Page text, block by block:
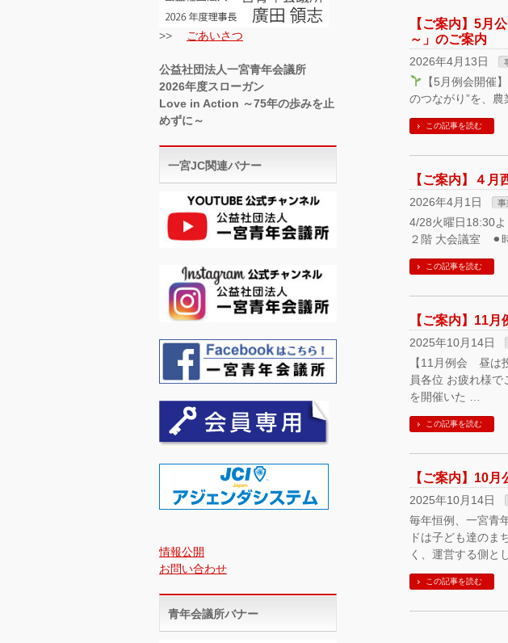
【ご案内】5月
～」のご案内
2026年4月13日
【5月例会開催】
のつながり”を、
この記事を読む
【ご案内】４月
2026年4月1日 事
4/28火曜日18:30
２階 大会議室 ⚫︎
この記事を読む
【ご案内】11月
2025年10月14日
【11月例会 昼は
員各位 お疲れ様
を開催いた …
この記事を読む
【ご案内】10
2025年10月14日
毎年恒例、一宮青
ドは子ども達のま
く、運営する側と
この記事を読む
>> ごあいさつ
公益社団法人一宮青年会議所
2026年度スローガン
Love in Action ～75年の歩みを止
めずに～
一宮JC関連バナー
情報公開
お問い合わせ
青年会議所バナー